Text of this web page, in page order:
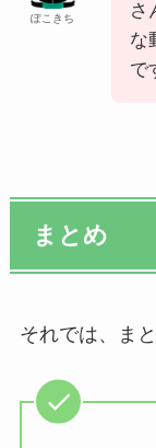
ぽこきち
さ
な
で
まとめ
それでは、ま